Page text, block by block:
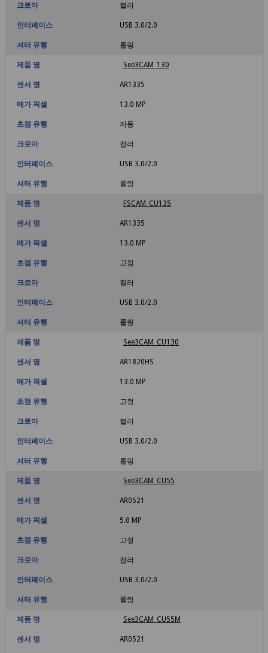
크로마 컬러
인터페이스 USB 3.0/2.0
셔터 유행 롤링
제품 명 See3CAM_130
센서 명 AR1335
메가 픽셀 13.0 MP
초점 유행 자동
크로마 컬러
인터페이스 USB 3.0/2.0
셔터 유행 롤링
제품 명 FSCAM_CU135
센서 명 AR1335
메가 픽셀 13.0 MP
초점 유행 고정
크로마 컬러
인터페이스 USB 3.0/2.0
셔터 유행 롤링
제품 명 See3CAM_CU130
센서 명 AR1820HS
메가 픽셀 13.0 MP
초점 유행 고정
크로마 컬러
인터페이스 USB 3.0/2.0
셔터 유행 롤링
제품 명 See3CAM_CU55
센서 명 AR0521
메가 픽셀 5.0 MP
초점 유행 고정
크로마 컬러
인터페이스 USB 3.0/2.0
셔터 유행 롤링
제품 명 See3CAM_CU55M
센서 명 AR0521